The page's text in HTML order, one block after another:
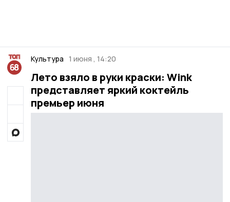
Культура 1 июня , 14:20
Лето взяло в руки краски: Wink
представляет яркий коктейль
премьер июня